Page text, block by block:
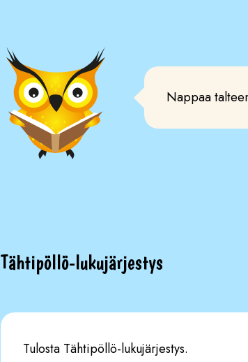
Nappaa
Tähtipöllö-lukujärjestys
Tulosta Tähtipöllö-lukujärjestys.